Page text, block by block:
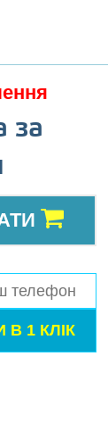
за